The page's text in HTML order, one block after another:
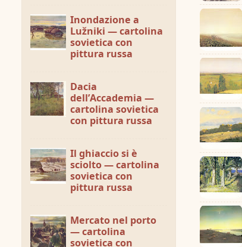
Inondazione a
Lužniki — cartolina
sovietica con
pittura russa
Dacia
dell’Accademia —
cartolina sovietica
con pittura russa
Il ghiaccio si è
sciolto — cartolina
sovietica con
pittura russa
Mercato nel porto
— cartolina
sovietica con